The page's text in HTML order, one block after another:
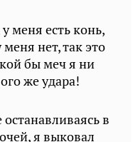
меня есть конь,
нет, так это
бы меч я ни
же удара!
в
я выковал